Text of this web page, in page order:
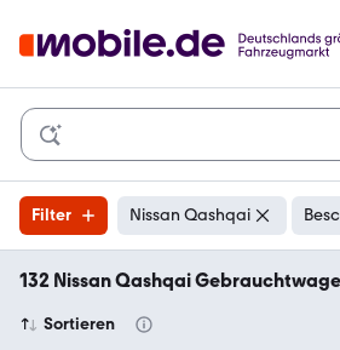
Filter Nissan Qashqai
132 Nissan Qashqai
Sortieren